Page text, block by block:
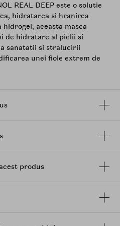
REAL DEEP este o solutie
hidratarea si hranirea
aceasta masca
de hidratare al pielii si
sanatatii si stralucirii
unei fiole extrem de
scazuta si
unic Biodance,
uscarea acesteia.
produs